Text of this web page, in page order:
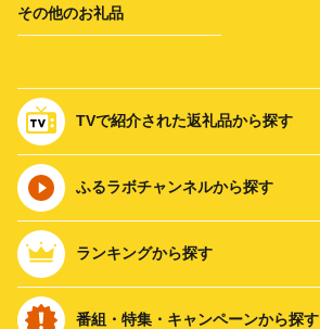
その他のお礼品
TVで紹介された返礼品から探す
ふるラボチャンネルから探す
ランキングから探す
番組・特集・キャンペーンから探す